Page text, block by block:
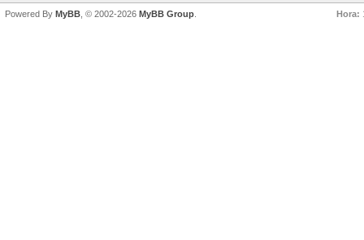
Hora:
Powered By MyBB , © 2002-2026 MyBB Group